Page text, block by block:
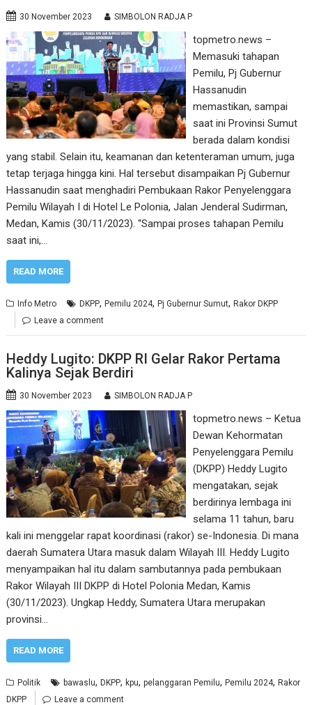
30 November 2023 SIMBOLON RADJA P
topmetro.news –
Memasuki tahapan
Pemilu, Pj Gubernur
Hassanudin
memastikan, sampai
saat ini Provinsi Sumut
berada dalam kondisi
yang stabil. Selain itu, keamanan dan ketenteraman umum, juga
tetap terjaga hingga kini. Hal tersebut disampaikan Pj Gubernur
Hassanudin saat menghadiri Pembukaan Rakor Penyelenggara
Pemilu Wilayah I di Hotel Le Polonia, Jalan Jenderal Sudirman,
Medan, Kamis (30/11/2023). “Sampai proses tahapan Pemilu
saat ini,…
READ MORE
Info Metro DKPP,Pemilu 2024,Pj Gubernur Sumut,Rakor DKPP
Leave a comment
Heddy Lugito: DKPP RI Gelar Rakor Pertama
Kalinya Sejak Berdiri
30 November 2023 SIMBOLON RADJA P
topmetro.news – Ketua
Dewan Kehormatan
Penyelenggara Pemilu
(DKPP) Heddy Lugito
mengatakan, sejak
berdirinya lembaga ini
selama 11 tahun, baru
kali ini menggelar rapat koordinasi (rakor) se-Indonesia. Di mana
daerah Sumatera Utara masuk dalam Wilayah III. Heddy Lugito
menyampaikan hal itu dalam sambutannya pada pembukaan
Rakor Wilayah III DKPP di Hotel Polonia Medan, Kamis
(30/11/2023). Ungkap Heddy, Sumatera Utara merupakan
provinsi…
READ MORE
Politik bawaslu,DKPP,kpu,pelanggaran Pemilu,Pemilu 2024,Rakor
DKPP
Leave a comment